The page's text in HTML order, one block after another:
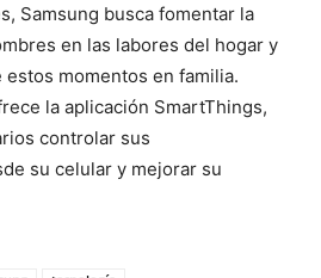
Samsung busca fomentar la
en las labores del hogar y
momentos en familia.
la aplicación SmartThings,
controlar sus
su celular y mejorar su